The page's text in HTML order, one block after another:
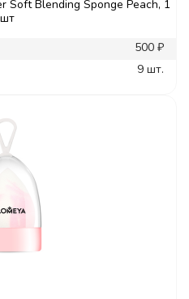
Soft Blending Sponge Peach, 1
шт
500 ₽
9 шт.